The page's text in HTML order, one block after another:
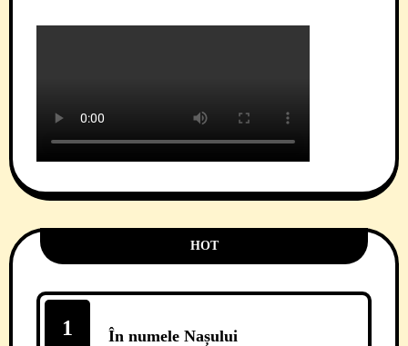
HOT
În numele Nașului
1